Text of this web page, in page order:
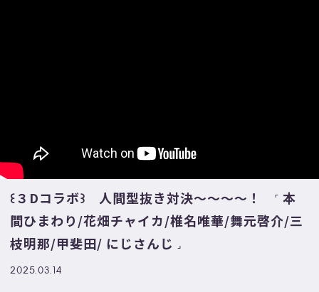
꒰３Dコラボ꒱ 人間型抜き対決～～～～！ ˹ 本
間ひまわり/花畑チャイカ/椎名唯華/舞元啓介/三
枝明那/甲斐田/ にじさんじ ˼
2025.03.14